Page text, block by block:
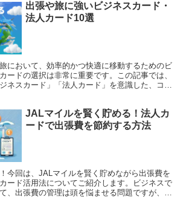
出張や旅に強いビジネスカード・
法人カード10選
において、効率的かつ快適に移動するためのビ
ードの選択は非常に重要です。この記事では、
ネスカード」「法人カード」を意識した、コス
JALマイルを賢く貯める！法人カ
ードで出張費を節約する方法
今回は、JALマイルを賢く貯めながら出張費を
ード活用法についてご紹介します。ビジネスで
、出張費の管理は頭を悩ませる問題ですが、上